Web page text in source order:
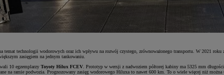
technologii wodorowych oraz ich wpływu na rozwój czystego, zrównoważonego transportu. W 2021
zasięgiem na jednym tankowaniu.
10 egzemplarzy Toyoty Hilux FCEV . Prototyp w wersji z nadwoziem półtorej kabiny ma 5325 mm
na ramie podwozia. Prognozowany zasięg wodorowego Hiluxa to nawet 600 km. To o wiele więcej niż